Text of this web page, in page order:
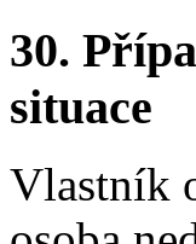
30.
situace
Vlastník